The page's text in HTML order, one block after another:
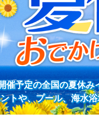
催予定の全国の夏休
トや、プール、海水